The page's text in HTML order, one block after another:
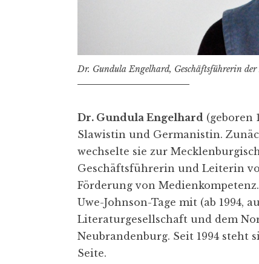
Dr. Gundula Engelhard, Geschäftsführerin
Dr. Gundula Engelhard (geboren
Slawistin und Germanistin.
wechselte sie zur
Geschäftsführerin und Leiterin
Förderung von
Uwe-Johnson-Tage mit (ab 1994,
Literaturgesellschaft und dem
Neubrandenburg. Seit 1994 steht
Seite.